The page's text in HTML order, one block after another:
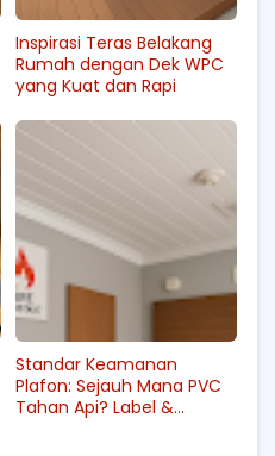
Inspirasi Teras Belakang
Rumah dengan Dek WPC
yang Kuat dan Rapi
Standar Keamanan
Plafon: Sejauh Mana PVC
Tahan Api? Label &